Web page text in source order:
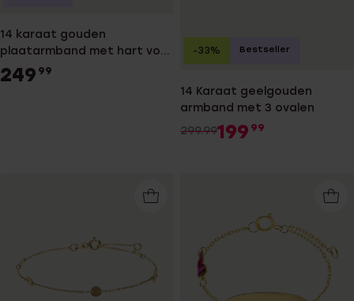
14 karaat gouden
plaatarmband met hart voor
kinderen
249 99
14 Karaat geelgouden
armband met 3 ovalen
299.99199 99
-33% Bestseller